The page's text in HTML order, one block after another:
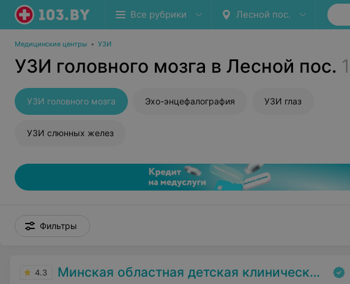
Все рубрики Лесной пос.
Медицинские центры • УЗИ
УЗИ головного мозга в Лесной пос. 1
УЗИ головного мозга Эхо-энцефалография УЗИ глаз
УЗИ слюнных желез
Фильтры
4.3 Минская областная детская клиническая больница